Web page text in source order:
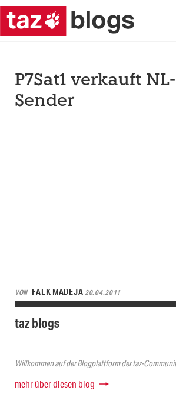
P7Sat1 verkauft
Sender
VON FALK MADEJA20.04.2011
taz blogs
Willkommen auf der Blogplattform der taz-
mehr über diesen blog